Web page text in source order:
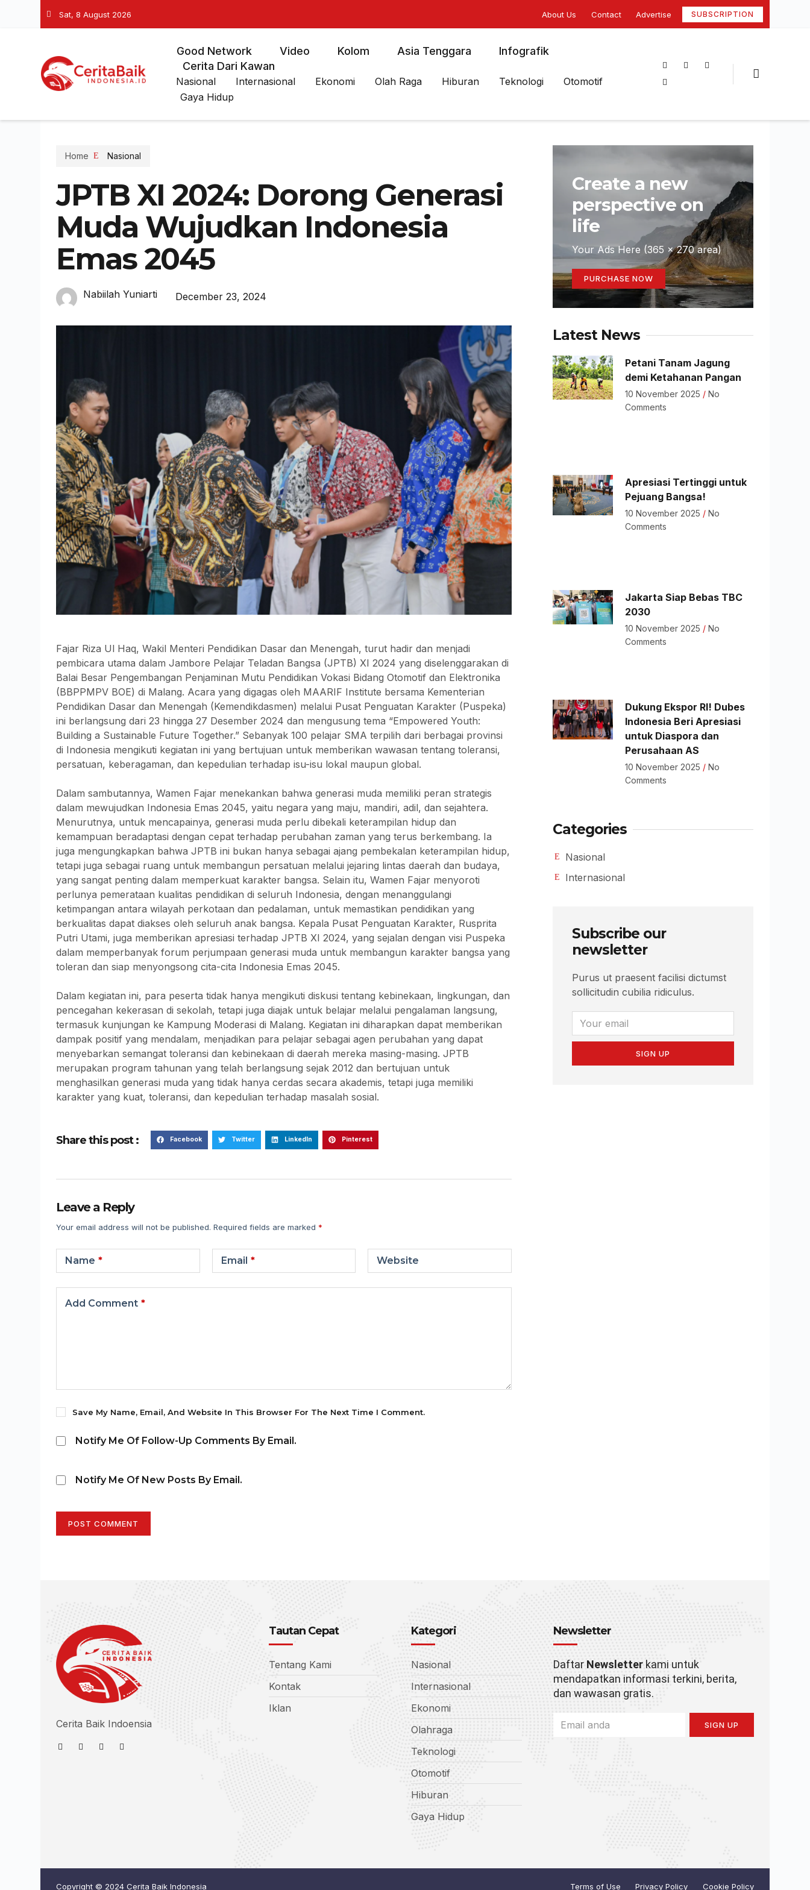
Sat, 8 August 2026 About Us Contact Advertise SUBSCRIPTION
Good Network Video Kolom Asia Tenggara
Infografik
Cerita Dari Kawan
Nasional Internasional Ekonomi Olah Raga Hiburan Teknologi
Otomotif
Gaya Hidup
Home Nasional
JPTB XI 2024: Dorong Generasi
Muda Wujudkan Indonesia
Emas 2045
Nabiilah Yuniarti December 23, 2024
Fajar Riza Ul Haq, Wakil Menteri Pendidikan Dasar dan Menengah, turut hadir dan menjadi
pembicara utama dalam Jambore Pelajar Teladan Bangsa (JPTB) XI 2024 yang diselenggarakan di
Balai Besar Pengembangan Penjaminan Mutu Pendidikan Vokasi Bidang Otomotif dan Elektronika
(BBPPMPV BOE) di Malang. Acara yang digagas oleh MAARIF Institute bersama Kementerian
Pendidikan Dasar dan Menengah (Kemendikdasmen) melalui Pusat Penguatan Karakter (Puspeka)
ini berlangsung dari 23 hingga 27 Desember 2024 dan mengusung tema “Empowered Youth:
Building a Sustainable Future Together.” Sebanyak 100 pelajar SMA terpilih dari berbagai provinsi
di Indonesia mengikuti kegiatan ini yang bertujuan untuk memberikan wawasan tentang toleransi,
persatuan, keberagaman, dan kepedulian terhadap isu-isu lokal maupun global.
Dalam sambutannya, Wamen Fajar menekankan bahwa generasi muda memiliki peran strategis
dalam mewujudkan Indonesia Emas 2045, yaitu negara yang maju, mandiri, adil, dan sejahtera.
Menurutnya, untuk mencapainya, generasi muda perlu dibekali keterampilan hidup dan
kemampuan beradaptasi dengan cepat terhadap perubahan zaman yang terus berkembang. Ia
juga mengungkapkan bahwa JPTB ini bukan hanya sebagai ajang pembekalan keterampilan hidup,
tetapi juga sebagai ruang untuk membangun persatuan melalui jejaring lintas daerah dan budaya,
yang sangat penting dalam memperkuat karakter bangsa. Selain itu, Wamen Fajar menyoroti
perlunya pemerataan kualitas pendidikan di seluruh Indonesia, dengan menanggulangi
ketimpangan antara wilayah perkotaan dan pedalaman, untuk memastikan pendidikan yang
berkualitas dapat diakses oleh seluruh anak bangsa. Kepala Pusat Penguatan Karakter, Rusprita
Putri Utami, juga memberikan apresiasi terhadap JPTB XI 2024, yang sejalan dengan visi Puspeka
dalam memperbanyak forum perjumpaan generasi muda untuk membangun karakter bangsa yang
toleran dan siap menyongsong cita-cita Indonesia Emas 2045.
Dalam kegiatan ini, para peserta tidak hanya mengikuti diskusi tentang kebinekaan, lingkungan, dan
pencegahan kekerasan di sekolah, tetapi juga diajak untuk belajar melalui pengalaman langsung,
termasuk kunjungan ke Kampung Moderasi di Malang. Kegiatan ini diharapkan dapat memberikan
dampak positif yang mendalam, menjadikan para pelajar sebagai agen perubahan yang dapat
menyebarkan semangat toleransi dan kebinekaan di daerah mereka masing-masing. JPTB
merupakan program tahunan yang telah berlangsung sejak 2012 dan bertujuan untuk
menghasilkan generasi muda yang tidak hanya cerdas secara akademis, tetapi juga memiliki
karakter yang kuat, toleransi, dan kepedulian terhadap masalah sosial.
Share this post : Facebook Twitter LinkedIn Pinterest
Leave a Reply
Your email address will not be published. Required fields are marked *
Name * Email * Website
Add Comment *
Save My Name, Email, And Website In This Browser For The Next Time I Comment.
Notify Me Of Follow-Up Comments By Email.
Notify Me Of New Posts By Email.
POST COMMENT
Create a new
perspective on
life
Your Ads Here (365 x 270 area)
PURCHASE NOW
Latest News
Petani Tanam Jagung
demi Ketahanan Pangan
10 November 2025
No
Comments
Apresiasi Tertinggi untuk
Pejuang Bangsa!
10 November 2025
No
Comments
Jakarta Siap Bebas TBC
2030
10 November 2025
No
Comments
Dukung Ekspor RI! Dubes
Indonesia Beri Apresiasi
untuk Diaspora dan
Perusahaan AS
10 November 2025
No
Comments
Categories
Nasional
Internasional
Subscribe our
newsletter
Purus ut praesent facilisi dictumst
sollicitudin cubilia ridiculus.
SIGN UP
Cerita Baik Indoensia
Tautan Cepat
Tentang Kami
Kontak
Iklan
Kategori
Nasional
Internasional
Ekonomi
Olahraga
Teknologi
Otomotif
Hiburan
Gaya Hidup
Newsletter
Daftar Newsletterkami untuk
mendapatkan informasi terkini, berita,
dan wawasan gratis.
SIGN UP
Copyright © 2024 Cerita Baik Indonesia Terms of Use Privacy Policy Cookie Policy